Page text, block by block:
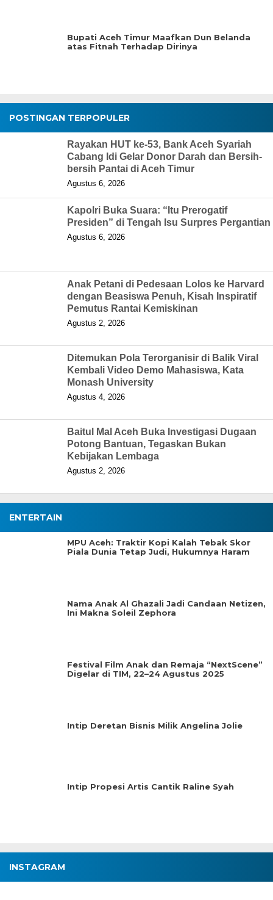
Bupati Aceh Timur Maafkan Dun Belanda
atas Fitnah Terhadap Dirinya
POSTINGAN TERPOPULER
Rayakan HUT ke-53, Bank Aceh Syariah
Cabang Idi Gelar Donor Darah dan Bersih-
bersih Pantai di Aceh Timur
Agustus 6, 2026
Kapolri Buka Suara: “Itu Prerogatif
Presiden” di Tengah Isu Surpres Pergantian
Agustus 6, 2026
Anak Petani di Pedesaan Lolos ke Harvard
dengan Beasiswa Penuh, Kisah Inspiratif
Pemutus Rantai Kemiskinan
Agustus 2, 2026
Ditemukan Pola Terorganisir di Balik Viral
Kembali Video Demo Mahasiswa, Kata
Monash University
Agustus 4, 2026
Baitul Mal Aceh Buka Investigasi Dugaan
Potong Bantuan, Tegaskan Bukan
Kebijakan Lembaga
Agustus 2, 2026
ENTERTAIN
MPU Aceh: Traktir Kopi Kalah Tebak Skor
Piala Dunia Tetap Judi, Hukumnya Haram
Nama Anak Al Ghazali Jadi Candaan Netizen,
Ini Makna Soleil Zephora
Festival Film Anak dan Remaja “NextScene”
Digelar di TIM, 22–24 Agustus 2025
Intip Deretan Bisnis Milik Angelina Jolie
Intip Propesi Artis Cantik Raline Syah
INSTAGRAM